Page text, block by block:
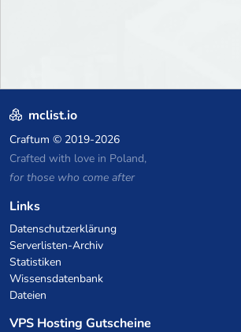
mclist.io
Craftum © 2019-2026
Crafted with love in Poland,
for those who come after
Links
Datenschutzerklärung
Serverlisten-Archiv
Statistiken
Wissensdatenbank
Dateien
VPS Hosting Gutscheine